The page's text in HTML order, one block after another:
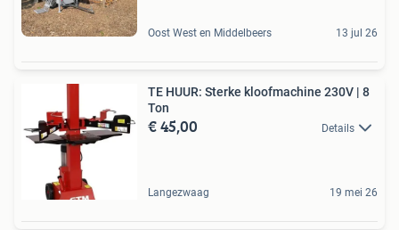
Oost West en Middelbeers 13 jul 26
TE HUUR: Sterke kloofmachine 230V | 8
Ton
€ 45,00 Details
Langezwaag 19 mei 26